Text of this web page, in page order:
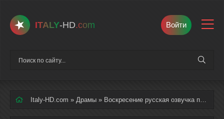
ITALY-HD.com Войти
Italy-HD.com » Драмы » Воскресение русская озвучка полностью смотреть онлайн